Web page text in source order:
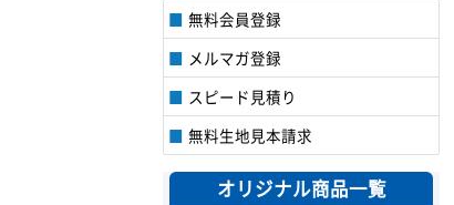
無料会員登録
メルマガ登録
スピード見積り
無料生地見本請求
オリジナル商品一覧